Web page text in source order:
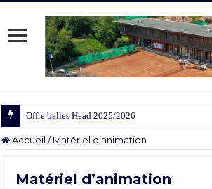
Offre balles Head 2025/2026
Accueil / Matériel d’animation
Matériel d’animation